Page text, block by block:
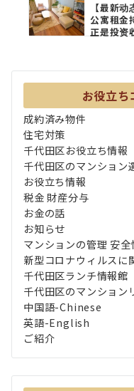
【最新
公寓租金
正是投资
お役立ち
成約済み物件
住宅対策
千代田区お役立ち情報
千代田区のマンション
お役立ち情報
税金 財産分与
お金の話
お知らせ
マンションの管理 安全
新型コロナウィルスに
千代田区ランチ情報館
千代田区のマンション
中国語-Chinese
英語-English
ご紹介